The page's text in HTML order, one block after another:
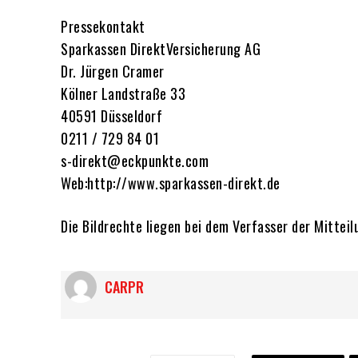
Pressekontakt
Sparkassen DirektVersicherung AG
Dr. Jürgen Cramer
Kölner Landstraße 33
40591 Düsseldorf
0211 / 729 84 01
s-direkt@eckpunkte.com
Web:http://www.sparkassen-direkt.de
Die Bildrechte liegen bei dem Verfasser der
CARPR